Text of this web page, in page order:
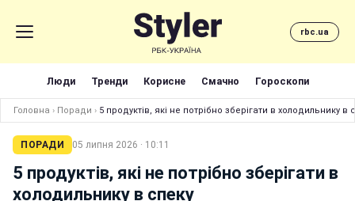
rbc.ua
Люди Тренди Корисне Смачно Гороскопи
Головна › Поради › 5 продуктів, які не потрібно зберігати в холодильнику в
ПОРАДИ 05 липня 2026 · 10:11
5 продуктів, які не потрібно зберігати в
холодильнику в спеку